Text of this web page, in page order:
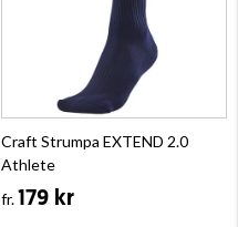
Craft Strumpa EXTEND 2.0
Athlete
fr.179 kr